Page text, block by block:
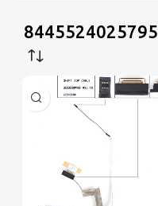
8445524025795